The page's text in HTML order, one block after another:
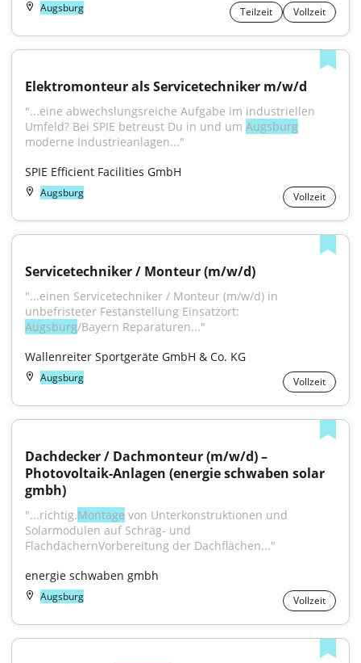
Augsburg Teilzeit Vollzeit
Elektromonteur als Servicetechniker m/w/d
"...eine abwechslungsreiche Aufgabe im industriellen
Umfeld? Bei SPIE betreust Du in und um Augsburg
moderne Industrieanlagen..."
SPIE Efficient Facilities GmbH
Augsburg Vollzeit
Servicetechniker / Monteur (m/w/d)
"...einen Servicetechniker / Monteur (m/w/d) in
Augsburg/Bayern Reparaturen..."
Wallenreiter Sportgeräte GmbH & Co. KG
Augsburg Vollzeit
Dachdecker / Dachmonteur (m/w/d) –
Photovoltaik-Anlagen (energie schwaben solar
gmbh)
"...richtig.Montage von Unterkonstruktionen und
Solarmodulen auf Schräg- und
FlachdächernVorbereitung der Dachflächen..."
energie schwaben gmbh
Augsburg Vollzeit